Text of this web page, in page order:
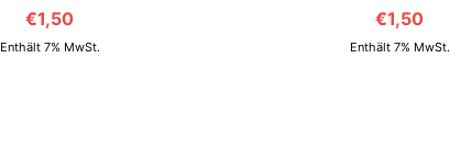
€1,50
Enthält 7% MwSt.
€1,50
Enthält 7% MwSt.